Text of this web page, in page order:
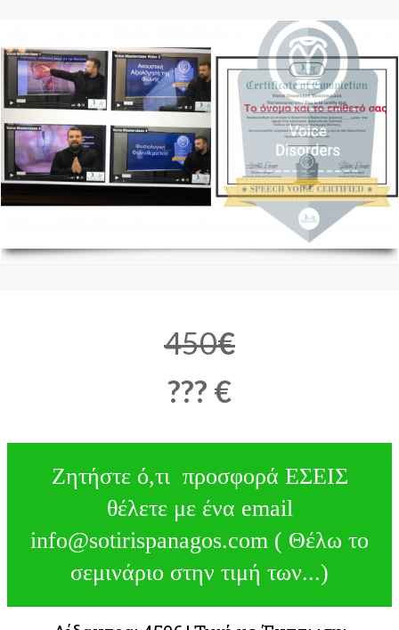
450€
??? €
Ζητήστε ό,τι προσφορά ΕΣΕΙΣ
θέλετε με ένα email
info@sotirispanagos.com ( Θέλω το
σεμινάριο στην τιμή των...)